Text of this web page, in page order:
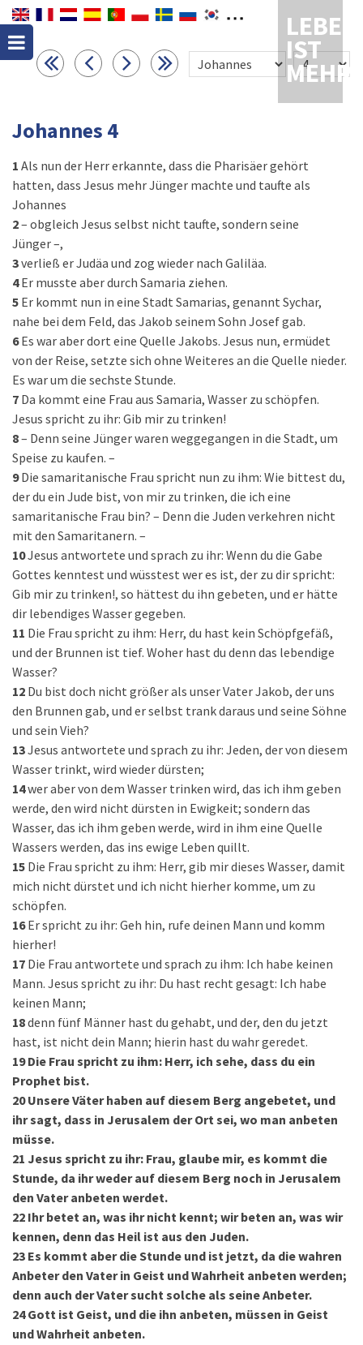
LEBEN
IST
MEHR
Johannes 4
1 Als nun der Herr erkannte, dass die Pharisäer gehört
hatten, dass Jesus mehr Jünger machte und taufte als
Johannes
2– obgleich Jesus selbst nicht taufte, sondern seine
Jünger –,
3verließ er Judäa und zog wieder nach Galiläa.
4 Er musste aber durch Samaria ziehen.
5 Er kommt nun in eine Stadt Samarias, genannt Sychar,
nahe bei dem Feld, das Jakob seinem Sohn Josef gab.
6 Es war aber dort eine Quelle Jakobs. Jesus nun, ermüdet
von der Reise, setzte sich ohne Weiteres an die Quelle nieder.
Es war um die sechste Stunde.
7 Da kommt eine Frau aus Samaria, Wasser zu schöpfen.
Jesus spricht zu ihr: Gib mir zu trinken!
8– Denn seine Jünger waren weggegangen in die Stadt, um
Speise zu kaufen. –
9 Die samaritanische Frau spricht nun zu ihm: Wie bittest du,
der du ein Jude bist, von mir zu trinken, die ich eine
samaritanische Frau bin? – Denn die Juden verkehren nicht
mit den Samaritanern. –
10Jesus antwortete und sprach zu ihr: Wenn du die Gabe
Gottes kenntest und wüsstest wer es ist, der zu dir spricht:
Gib mir zu trinken!, so hättest du ihn gebeten, und er hätte
dir lebendiges Wasser gegeben.
11 Die Frau spricht zu ihm: Herr, du hast kein Schöpfgefäß,
und der Brunnen ist tief. Woher hast du denn das lebendige
Wasser?
12 Du bist doch nicht größer als unser Vater Jakob, der uns
den Brunnen gab, und er selbst trank daraus und seine Söhne
und sein Vieh?
13Jesus antwortete und sprach zu ihr: Jeden, der von diesem
Wasser trinkt, wird wieder dürsten;
14wer aber von dem Wasser trinken wird, das ich ihm geben
werde, den wird nicht dürsten in Ewigkeit; sondern das
Wasser, das ich ihm geben werde, wird in ihm eine Quelle
Wassers werden, das ins ewige Leben quillt.
15 Die Frau spricht zu ihm: Herr, gib mir dieses Wasser, damit
mich nicht dürstet und ich nicht hierher komme, um zu
schöpfen.
16 Er spricht zu ihr: Geh hin, rufe deinen Mann und komm
hierher!
17 Die Frau antwortete und sprach zu ihm: Ich habe keinen
Mann. Jesus spricht zu ihr: Du hast recht gesagt: Ich habe
keinen Mann;
18denn fünf Männer hast du gehabt, und der, den du jetzt
hast, ist nicht dein Mann; hierin hast du wahr geredet.
19 Die Frau spricht zu ihm: Herr, ich sehe, dass du ein
Prophet bist.
20 Unsere Väter haben auf diesem Berg angebetet, und
ihr sagt, dass in Jerusalem der Ort sei, wo man anbeten
müsse.
21 Jesus spricht zu ihr: Frau, glaube mir, es kommt die
Stunde, da ihr weder auf diesem Berg noch in Jerusalem
den Vater anbeten werdet.
22 Ihr betet an, was ihr nicht kennt; wir beten an, was wir
kennen, denn das Heil ist aus den Juden.
23 Es kommt aber die Stunde und ist jetzt, da die wahren
Anbeter den Vater in Geist und Wahrheit anbeten werden;
denn auch der Vater sucht solche als seine Anbeter.
24 Gott ist Geist, und die ihn anbeten, müssen in Geist
und Wahrheit anbeten.